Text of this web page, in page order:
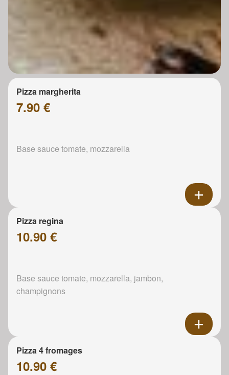
Pizza margherita
7.90 €
Base sauce tomate, mozzarella
Pizza regina
10.90 €
Base sauce tomate, mozzarella, jambon,
champignons
Pizza 4 fromages
10.90 €